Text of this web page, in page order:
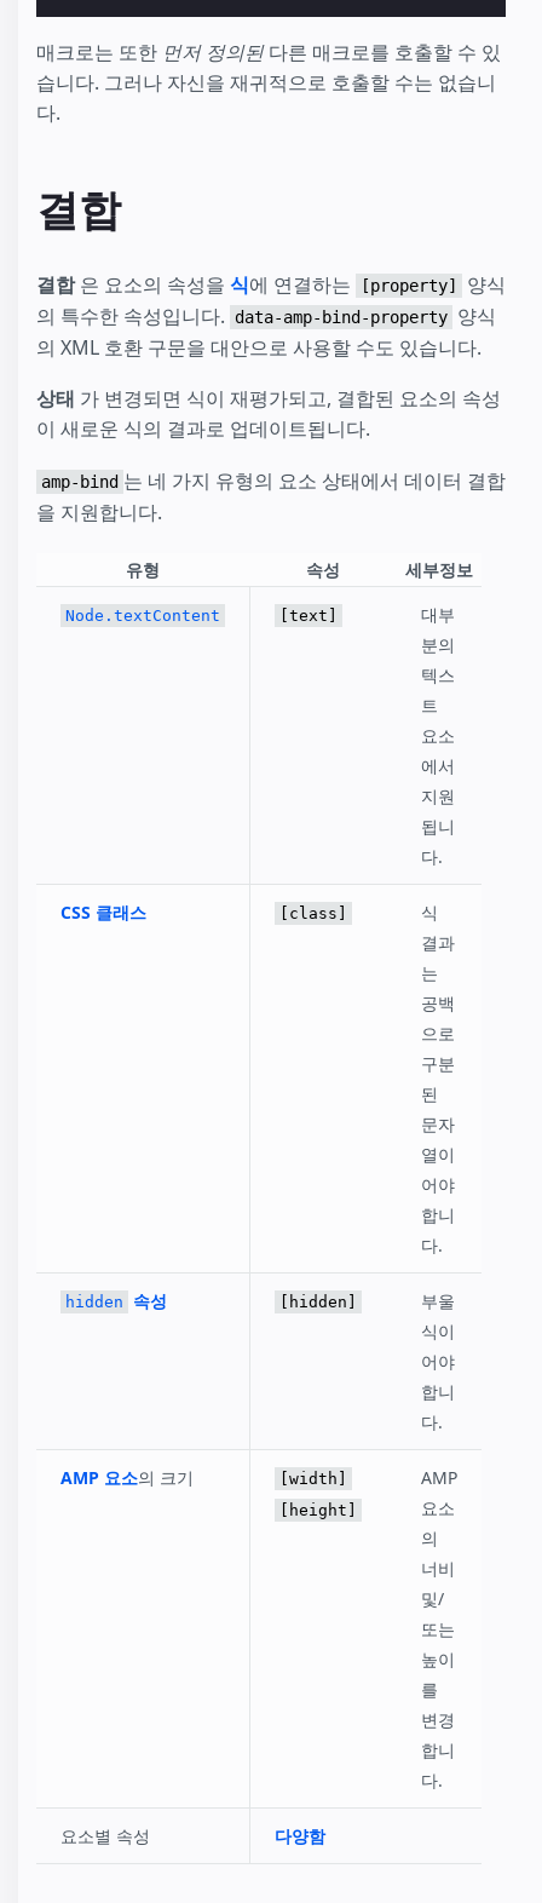
매크로는 또한 먼저 정의된다른 매크로를 호출할 수 있
습니다. 그러나 자신을 재귀적으로 호출할 수는 없습니
다.
결합
결합은 요소의 속성을 식에 연결하는 [property]
양식
의 특수한 속성입니다.
data-amp-bind-property 양식
의 XML 호환 구문을 대안으로 사용할 수도 있습니다.
상태 가 변경되면 식이 재평가되고, 결합된 요소의 속성
이 새로운 식의 결과로 업데이트됩니다.
amp-bind 는 네 가지 유형의 요소 상태에서 데이터 결합
을 지원합니다.
유형 속성 세부정보
Node.textContent [text]
대부
분의
텍스
트
요소
에서
지원
됩니
다.
CSS 클래스 [class]
식
결과
는
공백
으로
구분
된
문자
열이
어야
합니
다.
hidden 속성 [hidden]
부울
식이
어야
합니
다.
AMP 요소의 크기
[width]
[height]
AMP
요소
의
너비
및/
또는
높이
를
변경
합니
다.
요소별 속성 다양함